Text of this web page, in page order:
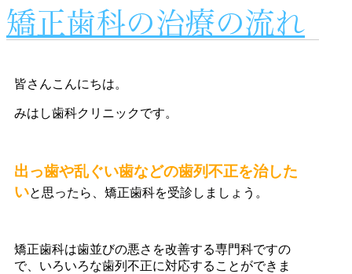
矯正歯科の治療の流れ
皆さんこんにちは。
みはし歯科クリニックです。
出っ歯や乱ぐい歯などの歯列不正を治した
いと思ったら、矯正歯科を受診しましょう。
矯正歯科は歯並びの悪さを改善する専門科ですの
で、いろいろな歯列不正に対応することができま